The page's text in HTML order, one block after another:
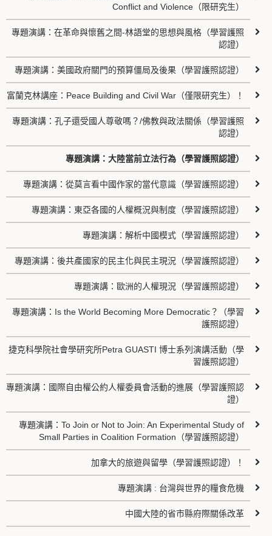
Conflict and Violence（限研究生）
專題演講：在革命與懷舊之間-林語堂的思想與風格（學習護照
認證）
專題演講：美國政府關門的預算僵局及後果（學習護照認證）
富蘭克林講座：Peace Building and Civil War（僅限研究生）！
專題演講：孔子還受國人尊敬嗎？/佛教與政法關係（學習護照
認證）
專題演講：大陸當前立法行為（學習護照認證）
專題演講：從莫言看中國作家的當代意識（學習護照認證）
專題演講：東亞各國的人權概況與制度（學習護照認證）
專題演講：解析中國模式（學習護照認證）
專題演講：後共產國家的民主化與民主現況（學習護照認證）
專題演講：歐洲的人權現況（學習護照認證）
專題演講：Is the World Becoming More Democratic？（學習
護照認證）
捷克科學院社會學研究所Petra GUASTI 博士系列演講活動（學
習護照認證）
專題演講：國際自由權公約人權委員會活動的進展（學習護照認
證）
專題演講：To Join or Not to Join: An Experimental Study of
Small Parties in Coalition Formation（學習護照認證）
加拿大的旅遊與留學（學習護照認證）！
專題演講 : 台灣與世界的糧食危機
中國大陸的省市縣府際關係改革